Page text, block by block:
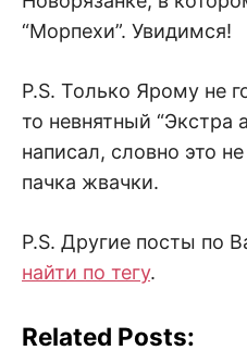
“Морпехи”. Увидимся!
P.S. Только Ярому не
то невнятный “Экстра
написал, словно это
пачка жвачки.
P.S. Другие посты по
найти по тегу.
Related Posts: